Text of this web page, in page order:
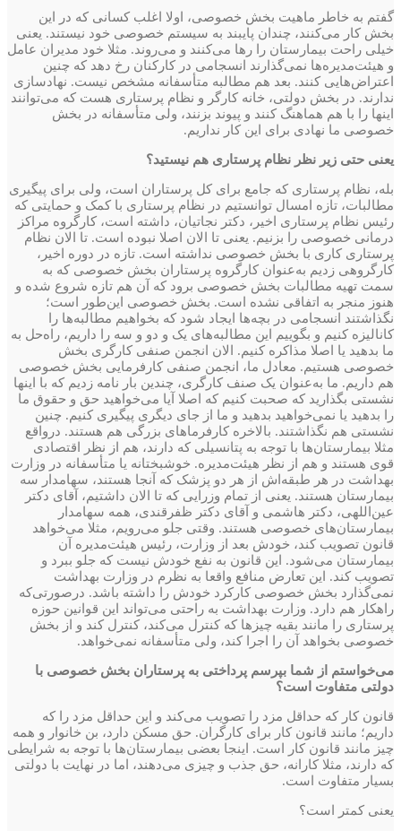
گفتم به‌ خاطر ماهیت بخش خصوصی‌، اولا اغلب کسانی که در این
بخش ‌کار می‌کنند، چندان پایبند به سیستم خصوصی خود نیستند. یعنی
خیلی راحت بیمارستان را رها می‌کنند و می‌روند. مثلا خود مدیران عامل
و هیئت‌مدیره‌ها نمی‌گذارند انسجامی در کارکنان رخ دهد که چنین
اعتراض‌هایی کنند. بعد هم مطالبه متأسفانه مشخص نیست. نهادسازی
ندارند. در بخش دولتی، خانه کارگر و نظام پرستاری هست که می‌توانند
اینها را با هم هماهنگ کنند و پیوند بزنند، ولی متأسفانه در بخش
خصوصی ما نهادی برای این کار نداریم.
یعنی حتی زیر نظر نظام پرستاری هم نیستید؟
بله، نظام پرستاری که جامع برای کل پرستاران است، ولی برای پیگیری
مطالبات، تازه امسال توانستیم در نظام پرستاری ‌با کمک و حمایتی که
رئیس نظام پرستاری اخیر،‌ دکتر نجاتیان، داشته است، ‌کارگروه مراکز
درمانی خصوصی را بزنیم. یعنی تا الان اصلا نبوده است. تا الان نظام
پرستاری کاری با بخش خصوصی نداشته است. تازه در دوره اخیر،
کارگروهی زدیم به‌عنوان کارگروه پرستاران بخش خصوصی که به
سمت تهیه مطالبات بخش خصوصی برود که آن هم تازه شروع شده‌ و
هنوز منجر به اتفاقی نشده است. بخش خصوصی این‌طور است؛
نگذاشتند انسجامی در بچه‌ها‌ ایجاد شود که بخواهیم مطالبه‌ها را
کانالیزه کنیم و بگوییم این مطالبه‌های یک و دو و سه را داریم، راه‌حل به
ما بدهید یا اصلا مذاکره کنیم. الان انجمن صنفی کارگری بخش
خصوصی هستیم. معادل ما، انجمن صنفی کارفرمایی بخش خصوصی
هم داریم. ما به‌عنوان یک صنف کارگری، چندین بار نامه زدیم که با اینها
نشستی بگذارید که صحبت کنیم که اصلا آیا می‌خواهید حق و حقوق ما
را بدهید یا نمی‌خواهید بدهید و ما از جای دیگری پیگیری کنیم. چنین
نشستی هم نگذاشتند.‌ بالاخره کارفرماهای بزرگی هم هستند. درواقع
مثلا بیمارستان‌ها با توجه به پتانسیلی که دارند، ‌هم از نظر اقتصادی
قوی هستند و هم از نظر هیئت‌مدیره‌. خوشبختانه یا متأسفانه در وزارت
بهداشت در هر طبقه‌اش از هر دو پزشک که آنجا هستند، سهامدار سه
بیمارستان هستند. یعنی از تمام وزرایی که تا الان داشتیم، ‌آقای دکتر
عین‌اللهی، دکتر هاشمی و آقای دکتر ظفرقندی، همه‌ سهامدار
بیمارستان‌های خصوصی هستند.‌ وقتی جلو می‌رویم، مثلا می‌خواهد
قانون تصویب کند، خودش بعد از وزارت، رئیس هیئت‌مدیره آن
بیمارستان می‌شود. این قانون به نفع خودش نیست که جلو ببرد و
تصویب کند. این تعارض منافع واقعا به‌ نظرم در وزارت بهداشت
نمی‌گذارد ‌بخش خصوصی کارکرد خودش را داشته باشد. در‌صورتی‌که
راهکار هم دارد. وزارت بهداشت به راحتی می‌تواند این قوانین حوزه
پرستاری را مانند بقیه چیزها که کنترل می‌کند، کنترل کند و از بخش
خصوصی بخواهد آن را ‌اجرا کند، ولی متأسفانه نمی‌خواهد.
می‌خواستم از شما بپرسم ‌پرداختی به پرستاران بخش خصوصی با
دولتی متفاوت است؟
قانون کار که حداقل مزد را تصویب می‌کند و این حداقل مزد را که
داریم؛ مانند ‌قانون کار برای کارگران. حق مسکن دارد، بن خانوار و همه
چیز مانند قانون کار است. اینجا بعضی بیمارستان‌ها با توجه به شرایطی
که دارند، مثلا کارانه، حق جذب و چیزی می‌دهند، اما در نهایت با دولتی
بسیار متفاوت است.
یعنی کمتر است؟